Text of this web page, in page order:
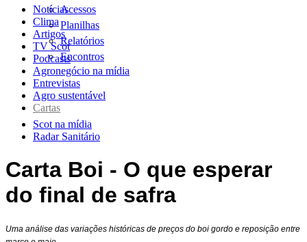
Acessos
Planilhas
Relatórios
Encontros
Notícias
Clima
Artigos
TV Scot
Podcasts
Agronegócio na mídia
Entrevistas
Agro sustentável
Cartas
Scot na mídia
Radar Sanitário
Carta Boi - O que esperar
do final de safra
Uma análise das variações históricas de preços do boi gordo e reposição entre